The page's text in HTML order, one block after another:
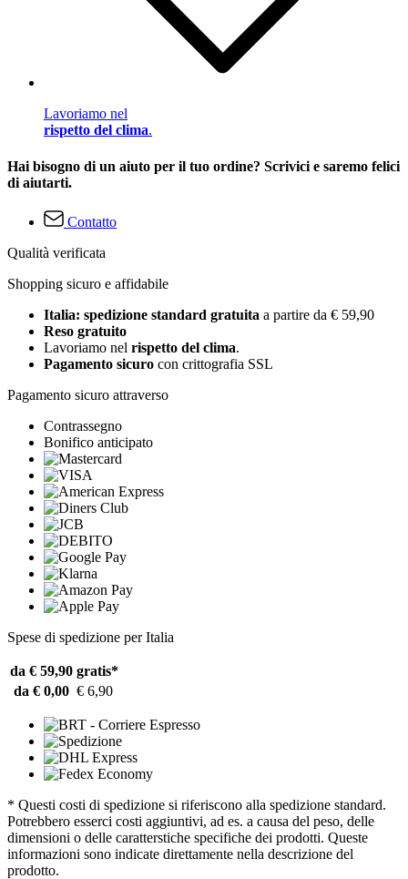
Lavoriamo nel
rispetto del clima.
Hai bisogno di un aiuto per il tuo ordine? Scrivici e saremo felici
di aiutarti.
Contatto
Qualità verificata
Shopping sicuro e affidabile
Italia: spedizione standard gratuita a partire da € 59,90
Reso gratuito
Lavoriamo nel rispetto del clima.
Pagamento sicuro con crittografia SSL
Pagamento sicuro attraverso
Contrassegno
Bonifico anticipato
Spese di spedizione per Italia
da € 59,90 gratis*
da € 0,00 € 6,90
* Questi costi di spedizione si riferiscono alla spedizione standard.
Potrebbero esserci costi aggiuntivi, ad es. a causa del peso, delle
dimensioni o delle caratterstiche specifiche dei prodotti. Queste
informazioni sono indicate direttamente nella descrizione del
prodotto.